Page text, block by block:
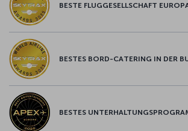
BESTE FLUGGESELLSCHAFT
BESTES BORD-CATERING IN DER
BESTES